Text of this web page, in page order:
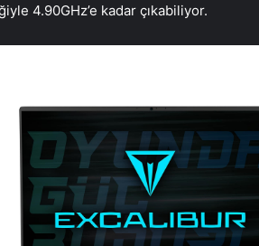
4.90GHz’e kadar çıkabiliyor.